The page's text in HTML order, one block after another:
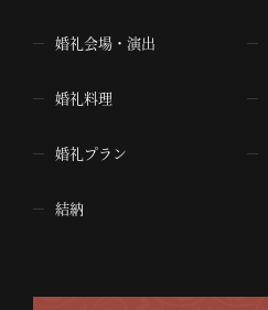
婚礼会場・演出
婚礼料理
婚礼プラン
結納